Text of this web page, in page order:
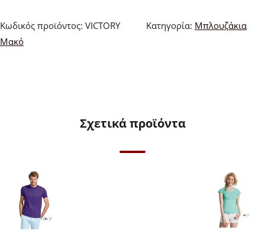
Κωδικός προϊόντος: VICTORY Κατηγορία: Μπλουζάκια
Μακό
Σχετικά προϊόντα